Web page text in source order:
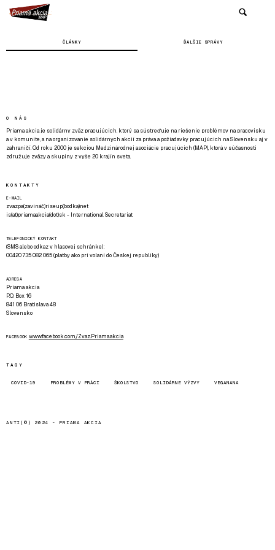
ČLÁNKY ĎALŠIE SPRÁVY
O NÁS
Priama akcia je solidárny zväz pracujúcich, ktorý sa sústreďuje na riešenie problémov na pracovisku
a v komunite, a na organizovanie solidárnych akcií za práva a požiadavky pracujúcich na Slovensku aj v
zahraničí. Od roku 2000 je sekciou Medzinárodnej asociácie pracujúcich (MAP), ktorá v súčasnosti
združuje zväzy a skupiny z vyše 20 krajín sveta.
KONTAKTY
E-MAIL
zvazpa(zavináč)riseup(bodka)net
is(at)priamaakcia(dot)sk - International Secretariat
TELEFONICKÝ KONTAKT
(SMS alebo odkaz v hlasovej schránke):
00420 735 082 065 (platby ako pri volaní do Českej republiky)
ADRESA
Priama akcia
P.O. Box 16
841 06 Bratislava 48
Slovensko
FACEBOOK www.facebook.com/Zvaz.Priama.akcia
TAGY
COVID-19 PROBLÉMY V PRÁCI ŠKOLSTVO SOLIDÁRNE VÝZVY VEGANANA
ANTI(©) 2024 - PRIAMA AKCIA